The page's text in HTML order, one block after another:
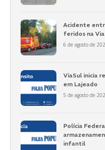
Acidente
feridos na
6 de agosto de
ViaSul inicia
em Lajeado
5 de agosto de
Polícia
infantil